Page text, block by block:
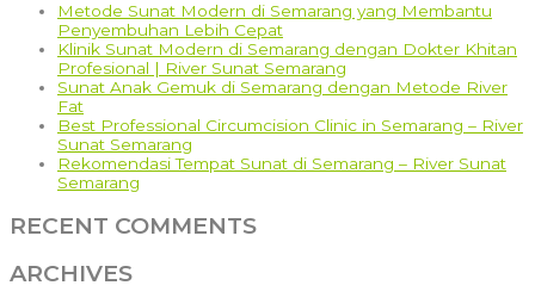
Ngadirojo
Nyaman
Metode Sunat Modern di Semarang yang Membantu
Penyembuhan Lebih Cepat
Klinik Sunat Modern di Semarang dengan Dokter Khitan
Profesional | River Sunat Semarang
Sunat Anak Gemuk di Semarang dengan Metode River
Fat
Best Professional Circumcision Clinic in Semarang – River
Sunat Semarang
Rekomendasi Tempat Sunat di Semarang – River Sunat
Semarang
RECENT COMMENTS
ARCHIVES